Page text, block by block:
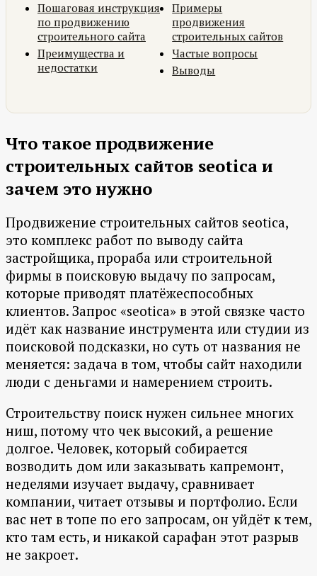
Пошаговая инструкция
по продвижению
строительного сайта
Преимущества и
недостатки
Примеры
продвижения
строительных сайтов
Частые вопросы
Выводы
Что такое продвижение
строительных сайтов seotica и
зачем это нужно
Продвижение строительных сайтов seotica,
это комплекс работ по выводу сайта
застройщика, прораба или строительной
фирмы в поисковую выдачу по запросам,
которые приводят платёжеспособных
клиентов. Запрос «seotica» в этой связке часто
идёт как название инструмента или студии из
поисковой подсказки, но суть от названия не
меняется: задача в том, чтобы сайт находили
люди с деньгами и намерением строить.
Строительству поиск нужен сильнее многих
ниш, потому что чек высокий, а решение
долгое. Человек, который собирается
возводить дом или заказывать капремонт,
неделями изучает выдачу, сравнивает
компании, читает отзывы и портфолио. Если
вас нет в топе по его запросам, он уйдёт к тем,
кто там есть, и никакой сарафан этот разрыв
не закроет.